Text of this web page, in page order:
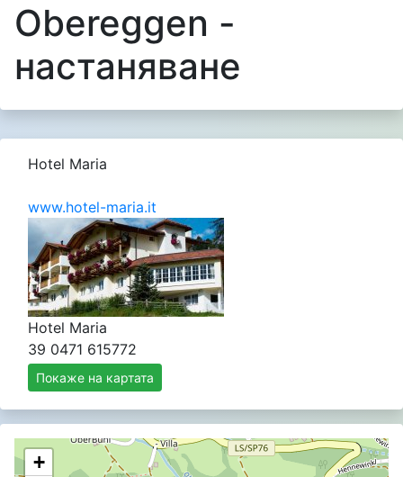
Obereggen -
настаняване
Hotel Maria
www.hotel-maria.it
Hotel Maria
39 0471 615772
Покаже на картата
+